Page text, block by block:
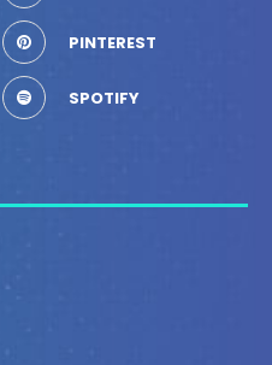
PINTEREST
SPOTIFY